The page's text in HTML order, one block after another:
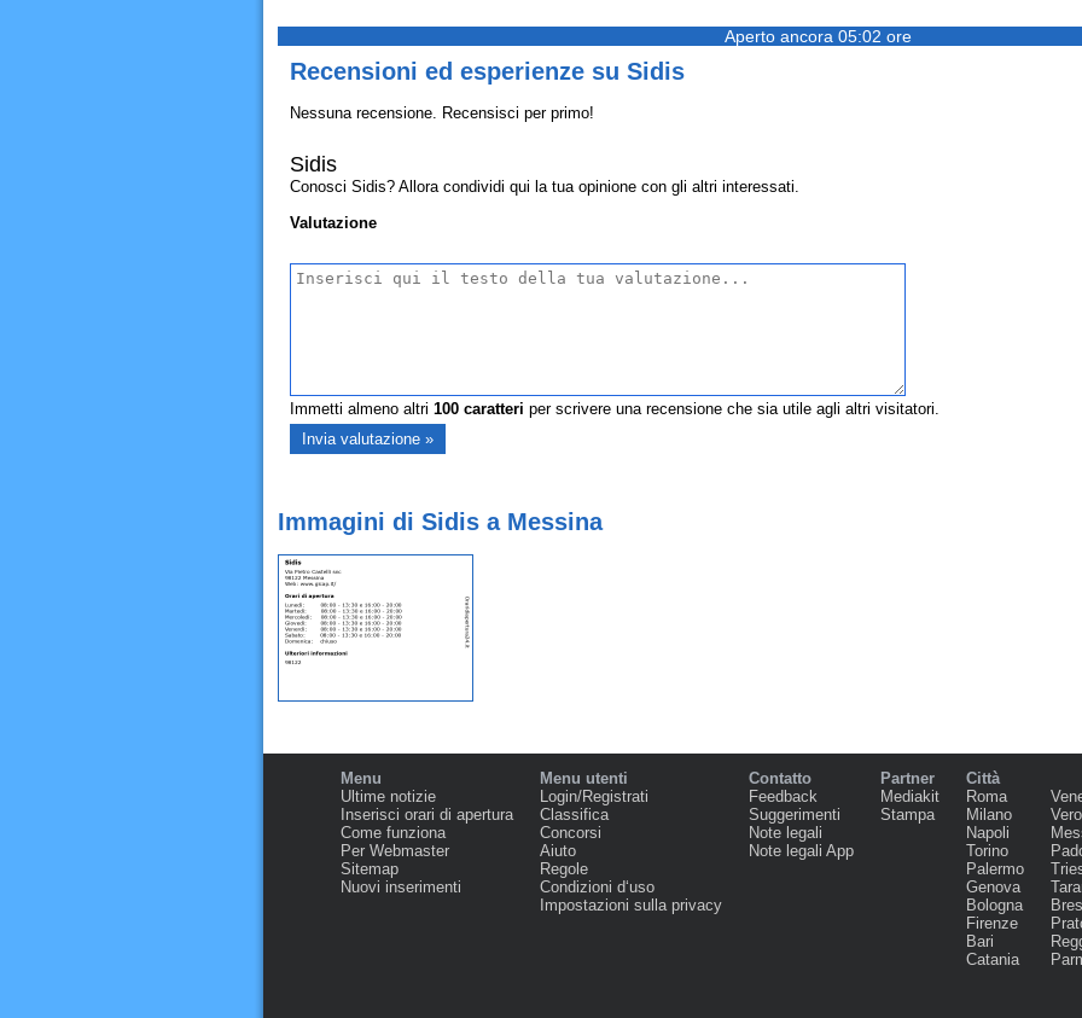
Aperto ancora 05:02 ore
Recensioni ed esperienze su Sidis
Nessuna recensione. Recensisci per primo!
Sidis
Conosci Sidis? Allora condividi qui la tua opinione con gli altri interessati.
Valutazione
Immetti almeno altri 100caratteri per scrivere una recensione che sia utile agli altri visitatori.
Immagini di Sidis a Messina
Menu
Ultime notizie
Inserisci orari di apertura
Come funziona
Per Webmaster
Sitemap
Nuovi inserimenti
Menu utenti
Login/Registrati
Classifica
Concorsi
Aiuto
Regole
Condizioni d‘uso
Impostazioni sulla privacy
Contatto
Feedback
Suggerimenti
Note legali
Note legali App
Partner
Mediakit
Stampa
Città
Roma
Milano
Napoli
Torino
Palermo
Genova
Bologna
Firenze
Bari
Catania